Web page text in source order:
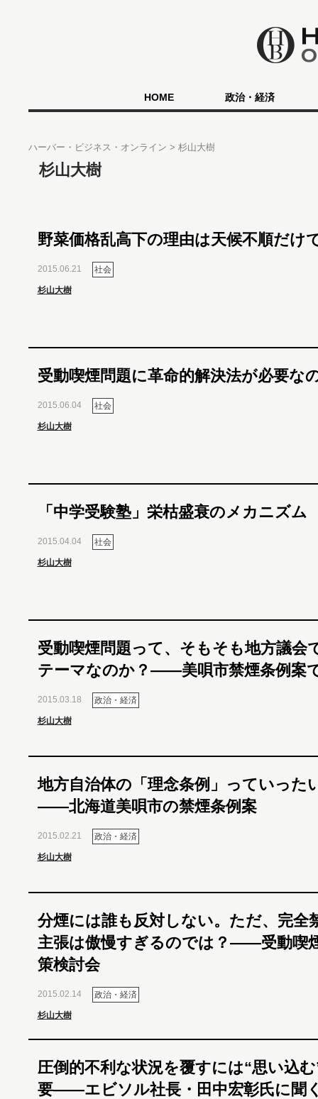
HOME 政治・経済
ハーバー・ビジネス・オンライン 杉山大樹
杉山大樹
野菜価格乱高下の理由は天候不順だけ
2015.06.21 社会
杉山大樹
受動喫煙問題に革命的解決法が必要な
2015.06.04 社会
杉山大樹
「中学受験塾」栄枯盛衰のメカニズム
2015.04.04 社会
杉山大樹
受動喫煙問題って、そもそも地方議会
テーマなのか？――美唄市禁煙条例案
2015.03.18 政治・経済
杉山大樹
地方自治体の「理念条例」っていった
――北海道美唄市の禁煙条例案
2015.02.21 政治・経済
杉山大樹
分煙には誰も反対しない。ただ、完全
主張は傲慢すぎるのでは？――受動喫
策検討会
2015.02.14 政治・経済
杉山大樹
圧倒的不利な状況を覆すには“思い込
要――エビソル社長・田中宏彰氏に聞